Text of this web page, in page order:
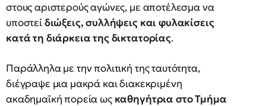
στους αριστερούς αγώνες, με αποτέλεσμα να
υποστείδιώξεις, συλλήψεις και φυλακίσεις
κατά τη διάρκεια της δικτατορίας.
Παράλληλα με την πολιτική της ταυτότητα,
διέγραψε μια μακρά και διακεκριμένη
ακαδημαϊκή πορεία ως καθηγήτρια στο Τμήμα